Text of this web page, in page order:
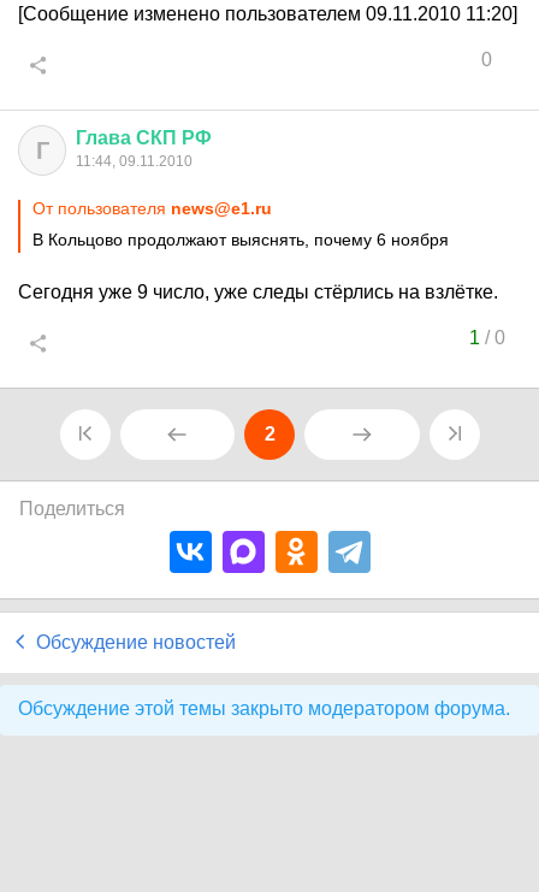
[Сообщение изменено пользователем 09.11.2010 11:20]
0
Г Глава СКП РФ
11:44, 09.11.2010
От пользователя news@e1.ru
В Кольцово продолжают выяснять, почему 6 ноября
Сегодня уже 9 число, уже следы стёрлись на взлётке.
1 /0
2
Поделиться
Обсуждение новостей
Обсуждение этой темы закрыто модератором форума.